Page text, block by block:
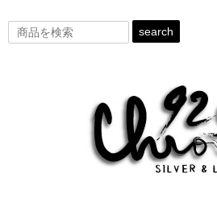
search